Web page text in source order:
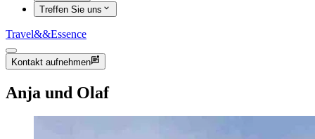
Treffen Sie uns
Travel&&Essence
Kontakt aufnehmen
Anja und Olaf